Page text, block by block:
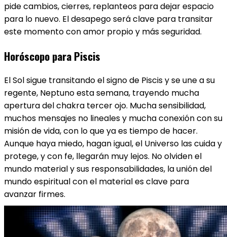
pide cambios, cierres, replanteos para dejar espacio
para lo nuevo. El desapego será clave para transitar
este momento con amor propio y más seguridad.
Horóscopo para Piscis
El Sol sigue transitando el signo de Piscis ​y se une a su
regente, Neptuno esta semana, trayendo mucha
apertura del chakra tercer ojo. Mucha sensibilidad,
muchos mensajes no lineales y mucha conexión con su
misión de vida, con lo que ya es tiempo de hacer.
Aunque haya miedo, hagan igual, el Universo las cuida y
protege, y con fe, llegarán muy lejos. No olviden el
mundo material y sus responsabilidades, la unión del
mundo espiritual con el material es clave para
avanzar firmes.